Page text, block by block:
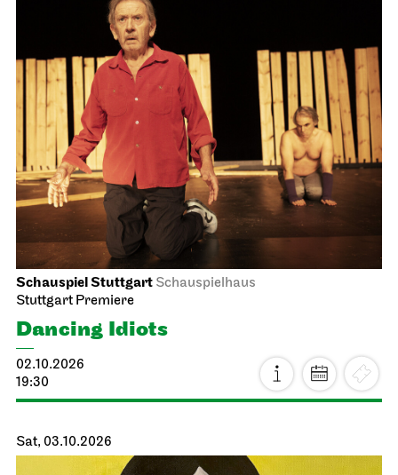
Schauspiel Stuttgart Schauspielhaus
Stuttgart Premiere
Dancing Idiots
02.10.2026
19:30
Sat, 03.10.2026